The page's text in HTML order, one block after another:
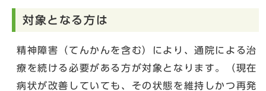
対象となる方は
精神障害（てんかんを含む）により、通院による治
療を続ける必要がある方が対象となります。（現在
病状が改善していても、その状態を維持しかつ再発